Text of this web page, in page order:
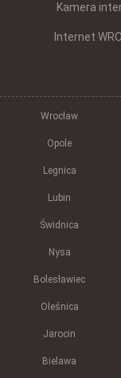
Kamera
Internet
Wrocław
Opole
Legnica
Lubin
Świdnica
Nysa
Bolesławiec
Oleśnica
Jarocin
Bielawa